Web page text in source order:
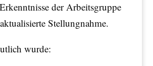
der Arbeitsgruppe
Stellungnahme.
wurde: